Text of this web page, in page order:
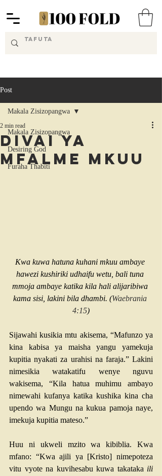
Post
Makala Zisizopangwa
Desiring God
Furaha Thabiti
Makala Zisizopangwa
Divai ya
Mfalme Mkuu
2 min read
Kwa kuwa hatuna kuhani mkuu ambaye
hawezi kushiriki udhaifu wetu, bali tuna
mmoja ambaye katika kila hali alijaribiwa
kama sisi, lakini bila dhambi. (Waebrania
4:15)
Sijawahi kusikia mtu akisema, “Mafunzo ya
kina kabisa ya maisha yangu yamekuja
kupitia nyakati za urahisi na faraja.” Lakini
nimesikia watakatifu wenye nguvu
wakisema, “Kila hatua muhimu ambayo
nimewahi kufanya katika kushika kina cha
upendo wa Mungu na kukua pamoja naye,
imekuja kupitia mateso.”
Huu ni ukweli mzito wa kibiblia. Kwa
mfano: “Kwa ajili ya [Kristo] nimepoteza
vitu vyote na kuvihesabu kuwa takataka ili